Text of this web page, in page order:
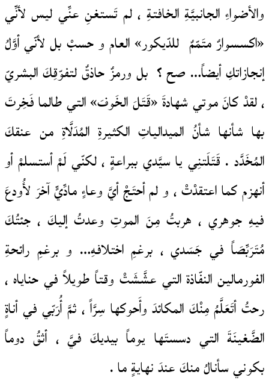
والأضواءِ الجانبيَّةِ الخافتةِ ، لم تَستغنِ عنِّي ليس لأنِّي
«اكسسوارٌ متَمّمٌ للدّيكور» العام و حسبْ بل لأنّي أوَّلُ
إنجازاتكِ أيضاً… صح ؟ بل ورمزٌ حاذقٌ لتفوّقِكَ البشريّ
، لقدْ كانَ موتي شهادةَ «قَتَلَ الخَوفَ» التي طالما فَخِرتَ
بها شأنها شأنُ الميدالياتِ الكثيرةِ المُدَلَّاةِ من عنقكَ
المُخَدَّد . قَتَلَتنِي يا سيَّدي ببراعةٍ ، لكنّي لَمْ أستسلمْ أو
أنهزم كما اعتقدْتْ ، و لم أحتَجْ أيَّ وعاءٍ مادِّيٍّ آخرَ لأُودعَ
فيهِ جوهري ، هربتُ مِنَ الموتِ وعدتُ إليكَ ، جئتُكَ
مُتَرَبِّصَاً في جَسَدي ، برغمِ اختلافهِ… و برغمِ رائحةِ
الفورمالين النفّاذة التي عشَّشَتْ وقتاً طويلاً في حناياه ،
رحتُ أتَعَلَّمُ مِنْكَ المكائدَ وأَحوكها سِرَّاً ، ثمَّ أُرَبّي في أناةٍ
الضَّغينَةَ التي دسستَها يوماً بيديكَ فيَّ ، أثقُ دوماً
بكوني سأنالُ منكَ عندَ نهايةٍ ما .